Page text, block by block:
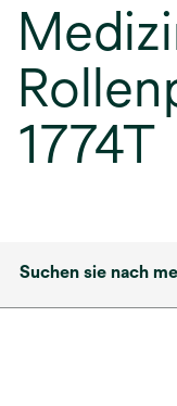
1774T
Suchen sie nach